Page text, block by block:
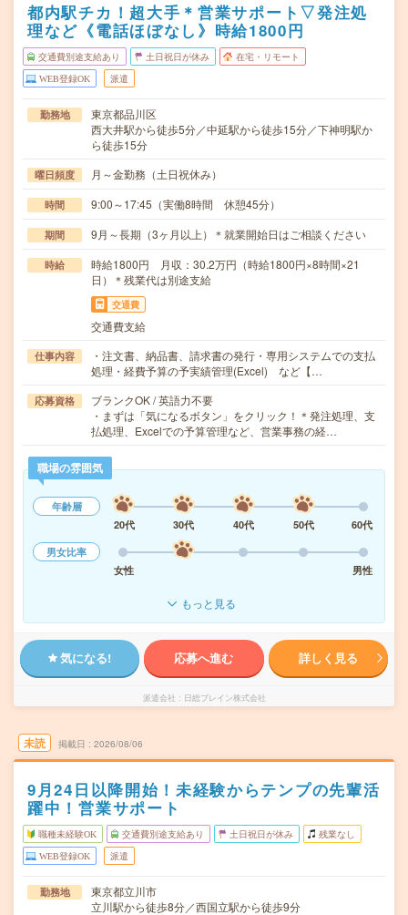
都内駅チカ！超大手＊営業サポート▽発注処
理など《電話ほぼなし》時給1800円
交通費別途支給あり 土日祝日が休み 在宅・リモート
WEB登録OK 派遣
勤務地
東京都品川区
西大井駅から徒歩5分／中延駅から徒歩15分／下神明駅か
ら徒歩15分
曜日頻度 月～金勤務（土日祝休み）
時間 9:00～17:45（実働8時間 休憩45分）
期間 9月～長期（3ヶ月以上）＊就業開始日はご相談ください
時給
時給1800円 月収：30.2万円（時給1800円×8時間×21
日）＊残業代は別途支給
交通費
交通費支給
仕事内容
・注文書、納品書、請求書の発行・専用システムでの支払
処理・経費予算の予実績管理(Excel) など【…
応募資格
ブランクOK / 英語力不要
・まずは「気になるボタン」をクリック！＊発注処理、支
払処理、Excelでの予算管理など、営業事務の経…
職場の雰囲気
年齢層
20代
30代 40代 50代
60代
男女比率
女性
男性
もっと見る
気になる! 応募へ進む 詳しく見る
派遣会社 日総ブレイン株式会社
未読 掲載日 2026/08/06
9月24日以降開始！未経験からテンプの先輩活
躍中！営業サポート
職種未経験OK 交通費別途支給あり 土日祝日が休み 残業なし
WEB登録OK 派遣
勤務地
東京都立川市
立川駅から徒歩8分／西国立駅から徒歩9分